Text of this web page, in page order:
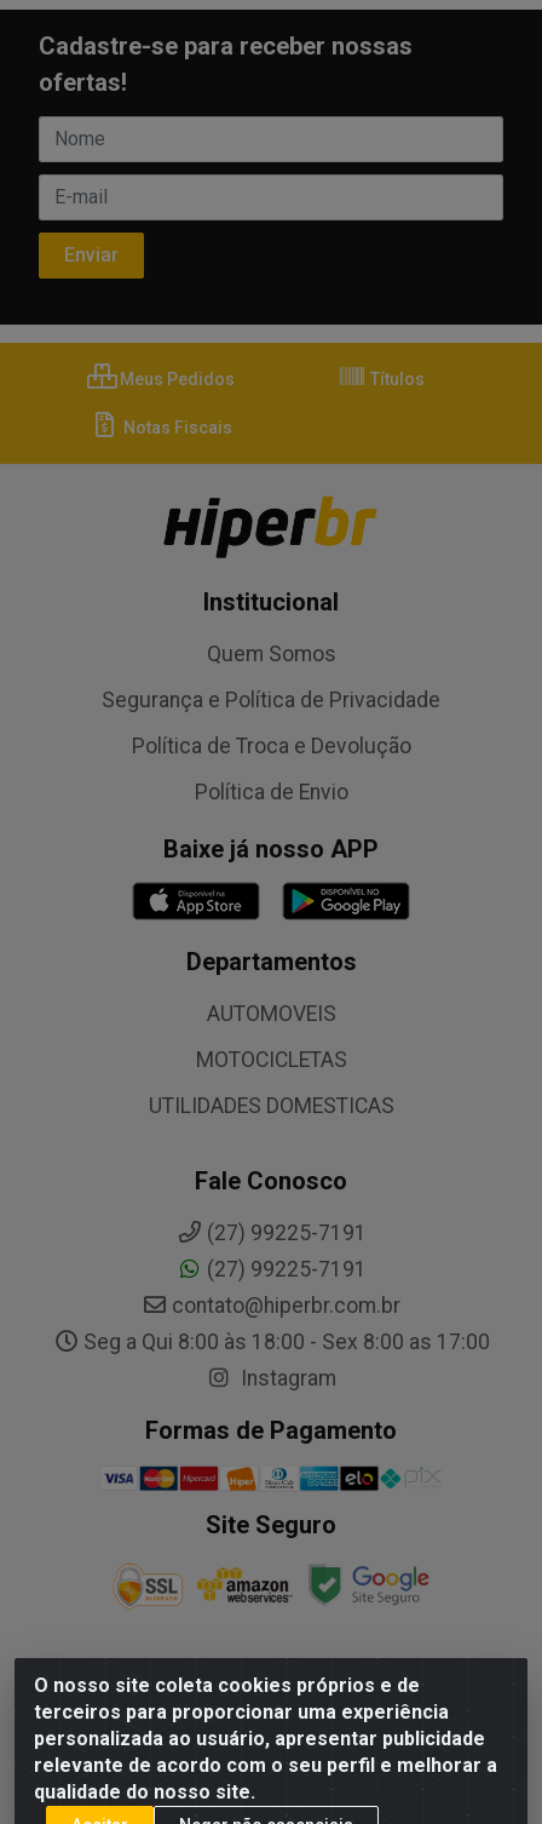
O nosso site coleta cookies próprios e de
terceiros para proporcionar uma experiência
personalizada ao usuário, apresentar publicidade
relevante de acordo com o seu perfil e melhorar a
qualidade do nosso site.
Cadastre-se para receber nossas
ofertas!
Meus Pedidos Títulos
Notas Fiscais
Institucional
Quem Somos
Segurança e Política de Privacidade
Política de Troca e Devolução
Política de Envio
Baixe já nosso APP
Departamentos
AUTOMOVEIS
MOTOCICLETAS
UTILIDADES DOMESTICAS
Fale Conosco
(27) 99225-7191
(27) 99225-7191
contato@hiperbr.com.br
Seg a Qui 8:00 às 18:00 - Sex 8:00 as 17:00
Instagram
Formas de Pagamento
Site Seguro
NALESSO DISTRIBUIDORA DE AUTO PECAS LTDA - Rua
Paulo Afonso, nº10 Galpão 03 SL 1 - Alecrim - Vila
Velha/ES - CEP 29.118-033 - CNPJ: 29.722.419/0003-09